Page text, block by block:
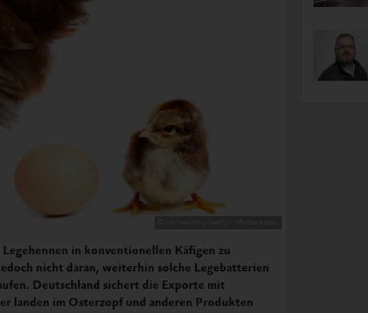
in konventionellen Käfigen zu
nicht daran, weiterhin solche Legebatterien
Deutschland sichert die Exporte mit
landen im Osterzopf und anderen Produkten